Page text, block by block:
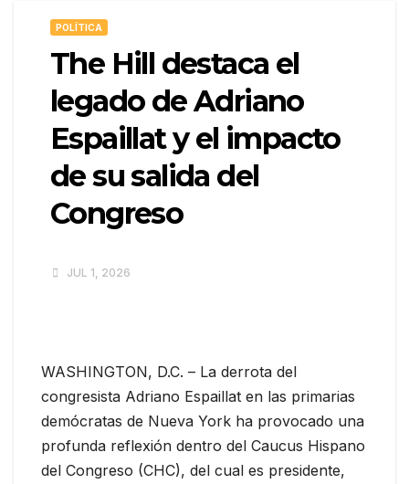
POLÍTICA
The Hill destaca el
legado de Adriano
Espaillat y el impacto
de su salida del
Congreso
JUL 1, 2026
WASHINGTON, D.C. – La derrota del
congresista Adriano Espaillat en las primarias
demócratas de Nueva York ha provocado una
profunda reflexión dentro del Caucus Hispano
del Congreso (CHC), del cual es presidente,